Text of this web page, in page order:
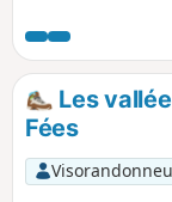
Les
Fées